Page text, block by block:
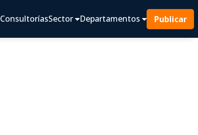
ConsultoríasSector Departamentos Publicar